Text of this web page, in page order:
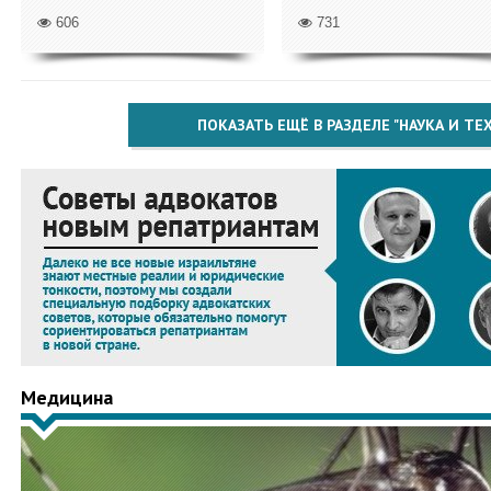
606 731
ПОКАЗАТЬ ЕЩЁ В РАЗДЕЛЕ "НАУКА И
Медицина